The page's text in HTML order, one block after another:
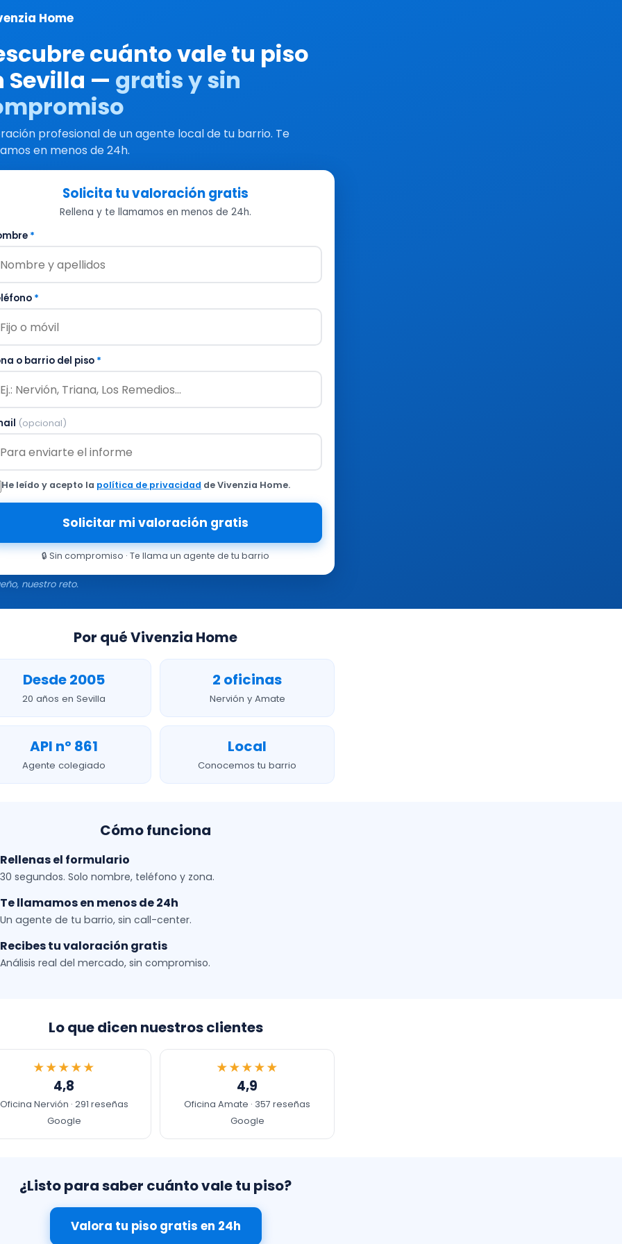
Home
cuánto vale tu piso
Sevilla — gratis y sin
profesional de un agente local de tu barrio. Te
en menos de 24h.
Solicita tu valoración gratis
Rellena y te llamamos en menos de 24h.
*
*
o barrio del piso *
(opcional)
He leído y acepto la política de privacidad de Vivenzia Home.
Solicitar mi valoración gratis
🔒 Sin compromiso · Te llama un agente de tu barrio
nuestro reto.
Por qué Vivenzia Home
Desde 2005
20 años en Sevilla
2 oficinas
Nervión y Amate
API nº 861
Agente colegiado
Local
Conocemos tu barrio
Cómo funciona
Rellenas el formulario
30 segundos. Solo nombre, teléfono y zona.
Te llamamos en menos de 24h
Un agente de tu barrio, sin call-center.
Recibes tu valoración gratis
Análisis real del mercado, sin compromiso.
Lo que dicen nuestros clientes
★★★★★
4,8
Oficina Nervión · 291 reseñas
Google
★★★★★
4,9
Oficina Amate · 357 reseñas
Google
¿Listo para saber cuánto vale tu piso?
Valora tu piso gratis en 24h